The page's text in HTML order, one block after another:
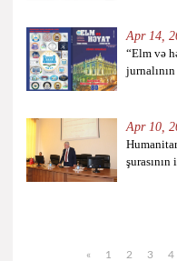
Apr 14,
“Elm və
Apr 10,
« 1 2 3
4